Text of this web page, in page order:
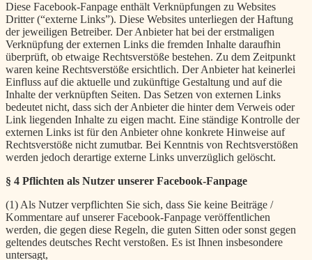
Diese Facebook-Fanpage enthält Verknüpfungen zu Websites
Dritter (“externe Links”). Diese Websites unterliegen der Haftung
der jeweiligen Betreiber. Der Anbieter hat bei der erstmaligen
Verknüpfung der externen Links die fremden Inhalte daraufhin
überprüft, ob etwaige Rechtsverstöße bestehen. Zu dem Zeitpunkt
waren keine Rechtsverstöße ersichtlich. Der Anbieter hat keinerlei
Einfluss auf die aktuelle und zukünftige Gestaltung und auf die
Inhalte der verknüpften Seiten. Das Setzen von externen Links
bedeutet nicht, dass sich der Anbieter die hinter dem Verweis oder
Link liegenden Inhalte zu eigen macht. Eine ständige Kontrolle der
externen Links ist für den Anbieter ohne konkrete Hinweise auf
Rechtsverstöße nicht zumutbar. Bei Kenntnis von Rechtsverstößen
werden jedoch derartige externe Links unverzüglich gelöscht.
§ 4 Pflichten als Nutzer unserer Facebook-Fanpage
(1) Als Nutzer verpflichten Sie sich, dass Sie keine Beiträge /
Kommentare auf unserer Facebook-Fanpage veröffentlichen
werden, die gegen diese Regeln, die guten Sitten oder sonst gegen
geltendes deutsches Recht verstoßen. Es ist Ihnen insbesondere
untersagt,